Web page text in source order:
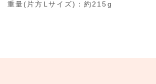
重量(片方Lサイズ)：約215g